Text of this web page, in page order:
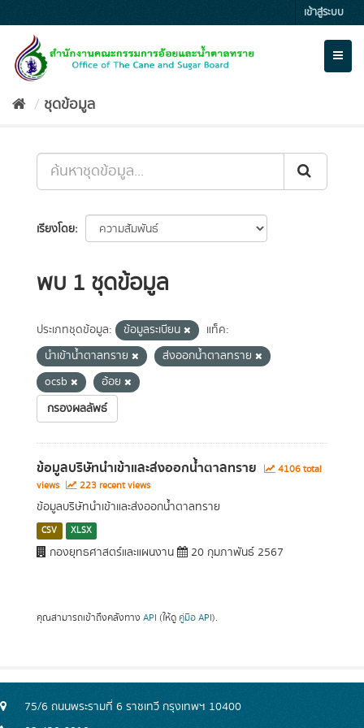
to
content
เข้าสู่ระบบ
ชุดข้อมูล
เรียงโดย
พบ 1 ชุดข้อมูล
ประเภทชุดข้อมูล: ข้อมูลระเบียน
แท็ค:
นำเข้าน้ำตาลทราย
ส่งออกน้ำตาลทราย
ocsb
อ้อย
กรองผลลัพธ์
ข้อมูลบริษัทนำเข้าและส่งออกน้ำตาลทราย
4106 total
views
223 recent views
ข้อมูลบริษัทนำเข้าและส่งออกน้ำตาลทราย
CSV XLSX
กองยุทธศาสตร์และแผนงาน 20 กุมภาพันธ์ 2567
คุณสามารถเข้าถึงคลังทาง API (ให้ดู คู่มือ API).
75/6 ถนนพระรามที่ 6 ราชเทวี กรุงเทพฯ 10400